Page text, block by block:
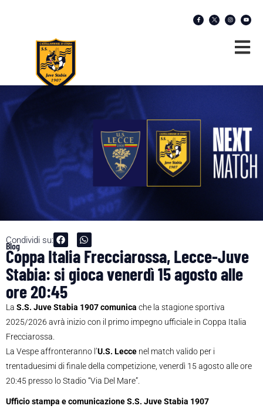
Condividi su:
Blog
Coppa Italia Frecciarossa, Lecce-Juve
Stabia: si gioca venerdì 15 agosto alle
ore 20:45
La S.S. Juve Stabia 1907 comunica che la stagione sportiva
2025/2026 avrà inizio con il primo impegno ufficiale in Coppa Italia
Frecciarossa.
La Vespe affronteranno l’U.S. Lecce nel match valido per i
trentaduesimi di finale della competizione, venerdì 15 agosto alle ore
20:45 presso lo Stadio “Via Del Mare”.
Ufficio stampa e comunicazione S.S. Juve Stabia 1907